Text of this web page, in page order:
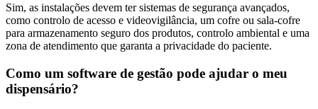
Sim, as instalações devem ter sistemas de segurança avançados,
como controlo de acesso e videovigilância, um cofre ou sala-cofre
para armazenamento seguro dos produtos, controlo ambiental e uma
zona de atendimento que garanta a privacidade do paciente.
Como um software de gestão pode ajudar o meu
dispensário?